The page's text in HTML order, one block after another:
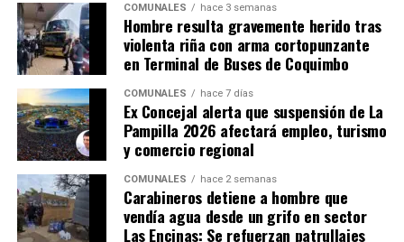
COMUNALES hace 3 semanas
Hombre resulta gravemente herido tras
violenta riña con arma cortopunzante
en Terminal de Buses de Coquimbo
COMUNALES hace 7 días
Ex Concejal alerta que suspensión de La
Pampilla 2026 afectará empleo, turismo
y comercio regional
COMUNALES hace 2 semanas
Carabineros detiene a hombre que
vendía agua desde un grifo en sector
Las Encinas: Se refuerzan patrullajes